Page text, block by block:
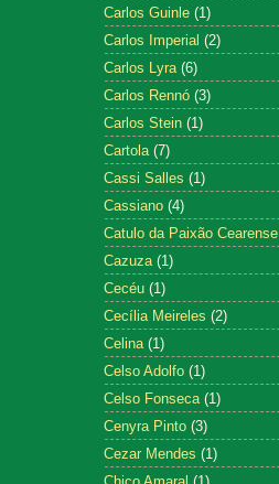
Carlos Guinle (1)
Carlos Imperial (2)
Carlos Lyra (6)
Carlos Rennó (3)
Carlos Stein (1)
Cartola (7)
Cassi Salles (1)
Cassiano (4)
Catulo da Paixão Cearense
Cazuza (1)
Cecéu (1)
Cecília Meireles (2)
Celina (1)
Celso Adolfo (1)
Celso Fonseca (1)
Cenyra Pinto (3)
Cezar Mendes (1)